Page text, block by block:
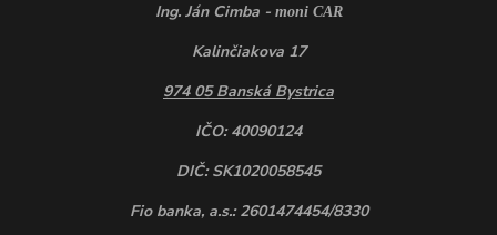
Ing. Ján Cimba - moni CAR
Kalinčiakova 17
974 05 Banská Bystrica
IČO: 40090124
DIČ: SK1020058545
Fio banka, a.s.: 2601474454/8330